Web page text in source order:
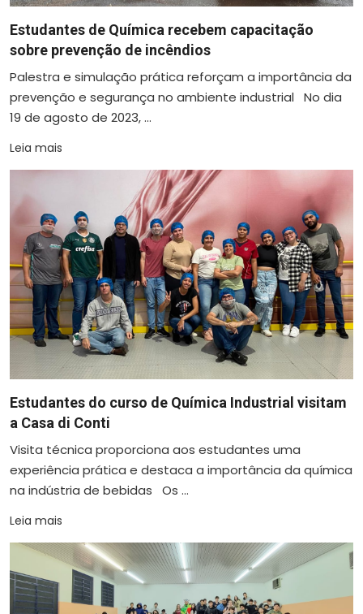
Estudantes de Química recebem capacitação
sobre prevenção de incêndios
Palestra e simulação prática reforçam a importância da
prevenção e segurança no ambiente industrial No dia
19 de agosto de 2023, ...
Leia mais
Estudantes do curso de Química Industrial visitam
a Casa di Conti
Visita técnica proporciona aos estudantes uma
experiência prática e destaca a importância da química
na indústria de bebidas Os ...
Leia mais